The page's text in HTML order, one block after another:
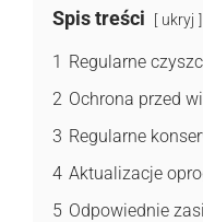
Spis treści ukryj
1 Regularne
2 Ochrona przed
3 Regularne
4 Aktualizacje
5 Odpowiednie